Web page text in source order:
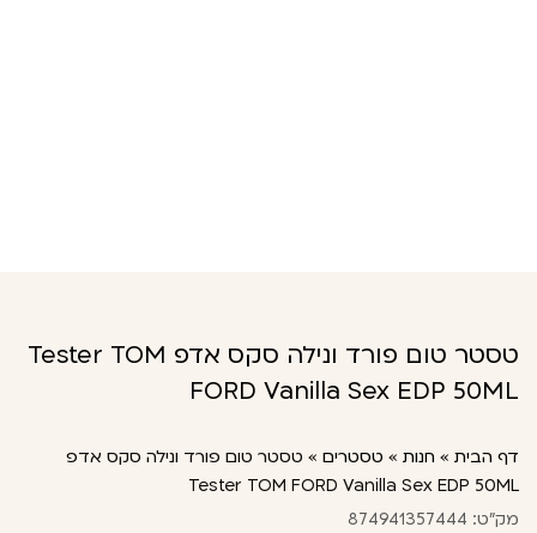
טסטר טום פורד ונילה סקס אדפ Tester TOM
FORD Vanilla Sex EDP 50ML
דף הבית » חנות » טסטרים » טסטר טום פורד ונילה סקס אדפ
Tester TOM FORD Vanilla Sex EDP 50ML
מק"ט: 874941357444